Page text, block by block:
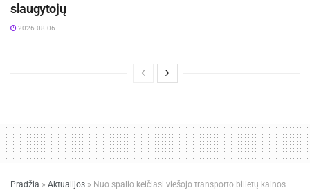
slaugytojų
2026-08-06
Pradžia » Aktualijos » Nuo spalio keičiasi viešojo transporto bilietų kainos